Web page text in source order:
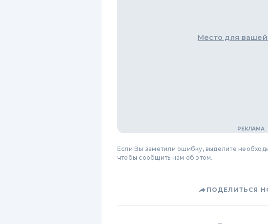
Место для
Если Вы заметили ошибку, выделите
чтобы сообщить нам об этом.
ПОДЕЛИТЬСЯ